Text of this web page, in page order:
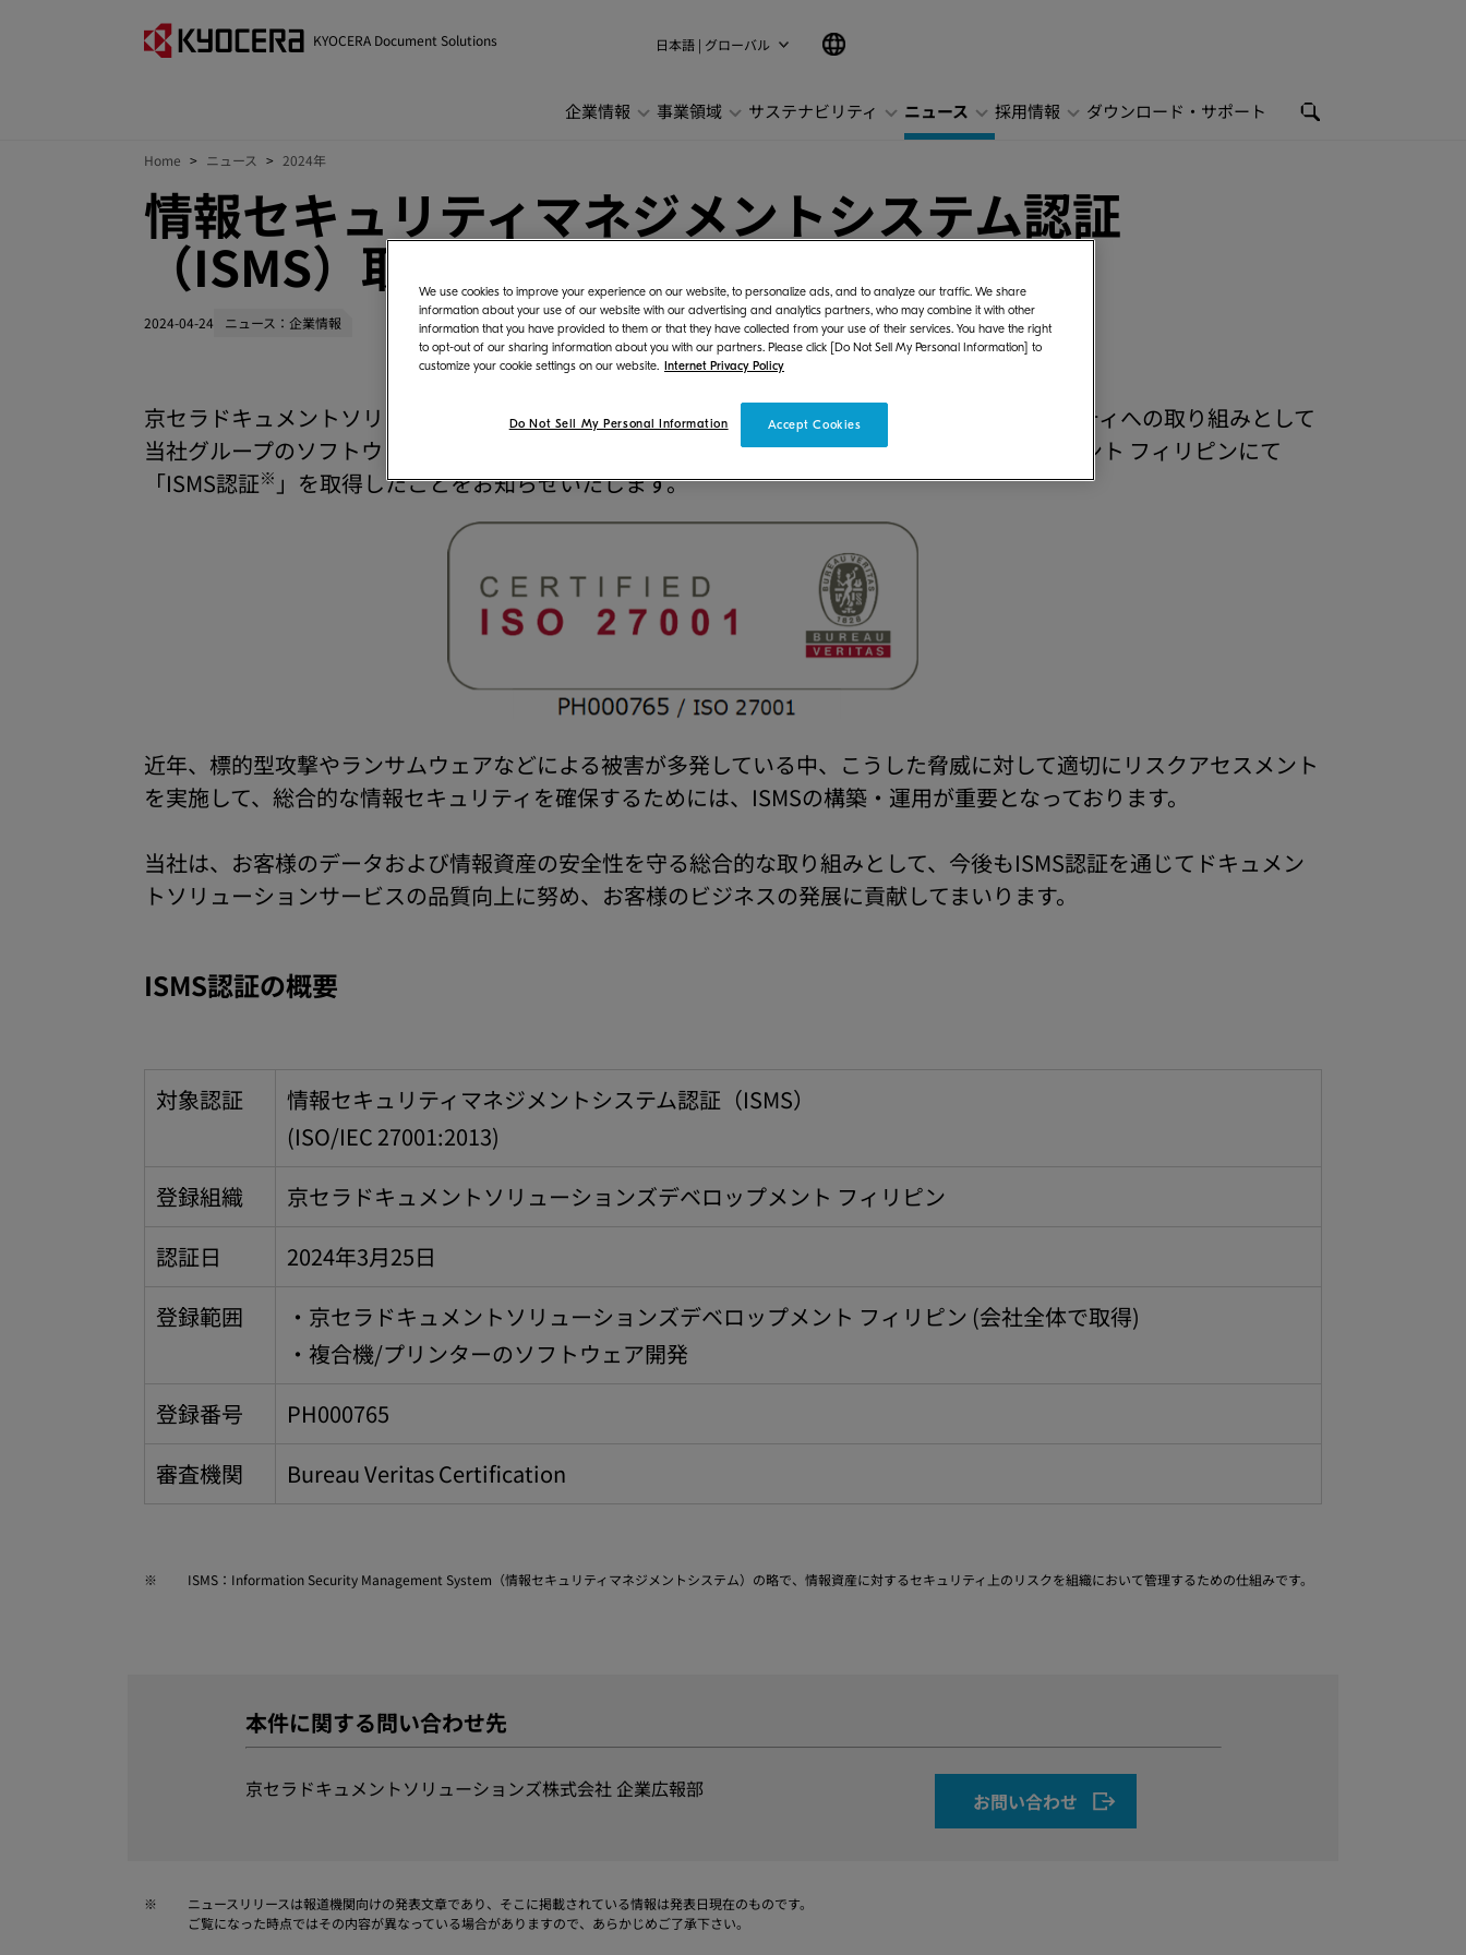
KYOCERA Document Solutions 日本語 | グローバル
企業情報 事業領域 サステナビリティ ニュース 採用情報 ダウンロード・サポート
Home ニュース 2024年
情報セキュリティマネジメントシステム認証
（ISMS）取得について
2024-04-24 ニュース：企業情報
京セラドキュメントソリューションズ株式会社（社長:安藤 博教、以下:当社）は、情報セキュリティへの取り組みとして
当社グループのソフトウェア開発会社である京セラドキュメントソリューションズデベロップメント フィリピンにて
「ISMS認証※ 」を取得したことをお知らせいたします。
近年、標的型攻撃やランサムウェアなどによる被害が多発している中、こうした脅威に対して適切にリスクアセスメント
を実施して、総合的な情報セキュリティを確保するためには、ISMSの構築・運用が重要となっております。
当社は、お客様のデータおよび情報資産の安全性を守る総合的な取り組みとして、今後もISMS認証を通じてドキュメン
トソリューションサービスの品質向上に努め、お客様のビジネスの発展に貢献してまいります。
ISMS認証の概要
対象認証
情報セキュリティマネジメントシステム認証（ISMS）
(ISO/IEC 27001:2013)
登録組織
京セラドキュメントソリューションズデベロップメント フィリピン
認証日
2024年3月25日
登録範囲
・京セラドキュメントソリューションズデベロップメント フィリピン (会社全体で取得)
・複合機/プリンターのソフトウェア開発
登録番号
PH000765
審査機関
Bureau Veritas Certification
※ ISMS：Information Security Management System（情報セキュリティマネジメントシステム）の略で、情報資産に対するセキュリティ上のリスクを組織において管理するための仕組みです。
本件に関する問い合わせ先
京セラドキュメントソリューションズ株式会社 企業広報部 お問い合わせ
※
ニュースリリースは報道機関向けの発表文章であり、そこに掲載されている情報は発表日現在のものです。
ご覧になった時点ではその内容が異なっている場合がありますので、あらかじめご了承下さい。
We use cookies to improve your experience on our website, to personalize ads, and to analyze our traffic. We share
information about your use of our website with our advertising and analytics partners, who may combine it with other
information that you have provided to them or that they have collected from your use of their services. You have the right
to opt-out of our sharing information about you with our partners. Please click [Do Not Sell My Personal Information] to
customize your cookie settings on our website. Internet Privacy Policy
Accept Cookies
Do Not Sell My Personal Information